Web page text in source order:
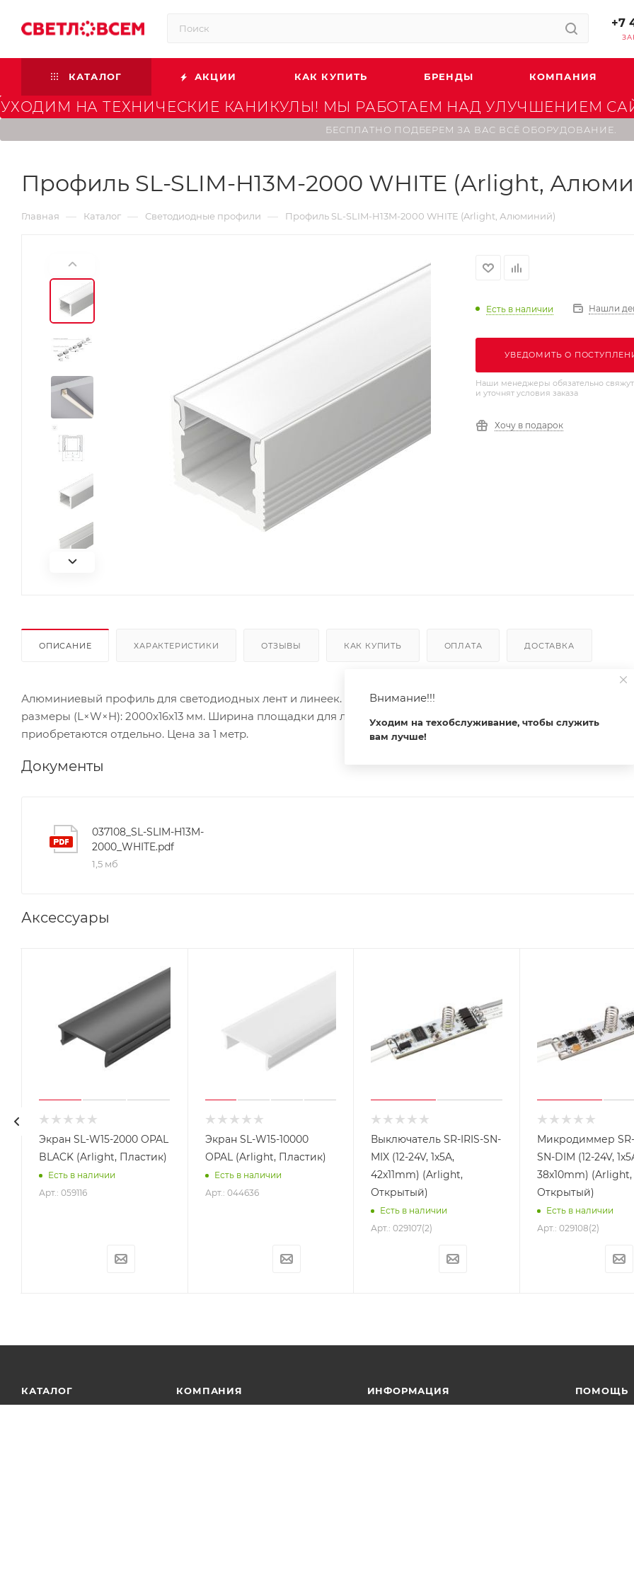
+7
КАТАЛОГ АКЦИИ КАК КУПИТЬ БРЕНДЫ КОМПАНИЯ
УХОДИМ НА ТЕХНИЧЕСКИЕ КАНИКУЛЫ! МЫ РАБОТАЕМ НАД УЛУЧШЕНИЕМ
БЕСПЛАТНО ПОДБЕРЕМ ЗА ВАС ВСЁ ОБОРУДОВАНИЕ.
Профиль SL-SLIM-H13M-2000 WHITE (Arlight,
Главная — Каталог — Светодиодные профили — Профиль SL-SLIM-H13M-2000 WHITE (Arlight, Алюминий)
Есть в наличии Нашли
УВЕДОМИТЬ О
Наши менеджеры обязательно
и уточнят условия заказа
Хочу в подарок
ОПИСАНИЕ ХАРАКТЕРИСТИКИ ОТЗЫВЫ КАК КУПИТЬ ОПЛАТА ДОСТАВКА
Алюминиевый профиль для светодиодных лент и линеек. Цвет - белый RAL9003 (порошковая окраска).
размеры (L×W×H): 2000x16x13 мм. Ширина площадки для ленты 12 мм. Экраны, заглушки и другие аксессуары
приобретаются отдельно. Цена за 1 метр.
Документы
037108_SL-SLIM-H13M-
2000_WHITE.pdf
1,5 мб
Аксессуары
Экран SL-W15-2000 OPAL
BLACK (Arlight, Пластик)
Есть в наличии
Арт.: 059116
Экран SL-W15-10000
OPAL (Arlight, Пластик)
Есть в наличии
Арт.: 044636
Выключатель SR-IRIS-SN-
MIX (12-24V, 1x5A,
42x11mm) (Arlight,
Открытый)
Есть в наличии
Арт.: 029107(2)
Микродиммер SR-
SN-DIM (12-24V,
38x10mm) (Arlight,
Открытый)
Есть в наличии
Арт.: 029108(2)
КАТАЛОГ КОМПАНИЯ ИНФОРМАЦИЯ ПОМОЩЬ
Внимание!!!
Уходим на техобслуживание, чтобы служить
вам лучше!